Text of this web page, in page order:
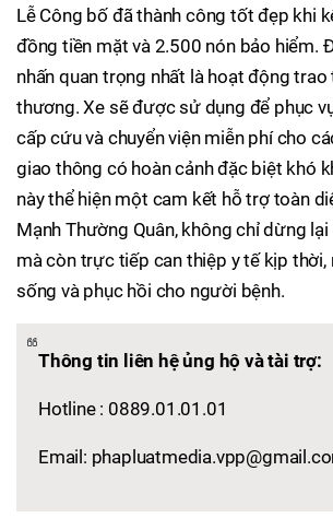
Lễ Công bố đã thành công tốt đẹp khi
đồng tiền mặt và 2.500 nón bảo hiểm.
nhấn quan trọng nhất là hoạt động
thương. Xe sẽ được sử dụng để phục
cấp cứu và chuyển viện miễn phí cho
giao thông có hoàn cảnh đặc biệt khó
này thể hiện một cam kết hỗ trợ toàn
Mạnh Thường Quân, không chỉ dừng
mà còn trực tiếp can thiệp y tế kịp thời,
sống và phục hồi cho người bệnh.
Thông tin liên hệ ủng hộ và tài trợ:
Hotline : 0889.01.01.01
Email: